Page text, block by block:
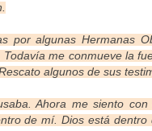
por algunas Hermanas
Todavía me conmueve la
algunos de sus
Ahora me siento con
de mí. Dios está